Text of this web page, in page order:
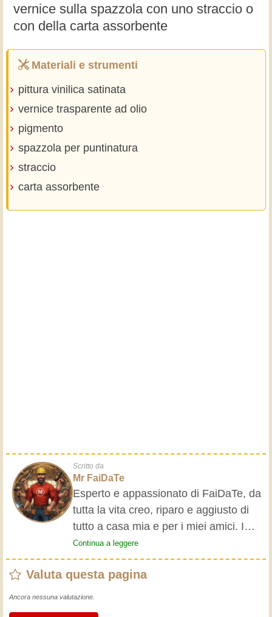
vernice sulla spazzola con uno straccio o
con della carta assorbente
Materiali e strumenti
pittura vinilica satinata
vernice trasparente ad olio
pigmento
spazzola per puntinatura
straccio
carta assorbente
Scritto da
Mr FaiDaTe
Esperto e appassionato di FaiDaTe, da
tutta la vita creo, riparo e aggiusto di
tutto a casa mia e per i miei amici. I
nonni mi hanno insegnato i primi
rudimenti, fin da piccolo e da allora ho
fatto un sacco di esperienze.
L'esperienza insegna! Tiene attivi e
Continua a leggere
Valuta questa pagina
Ancora nessuna valutazione.